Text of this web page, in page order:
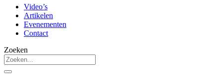
Video’s
Artikelen
Evenementen
Contact
Zoeken